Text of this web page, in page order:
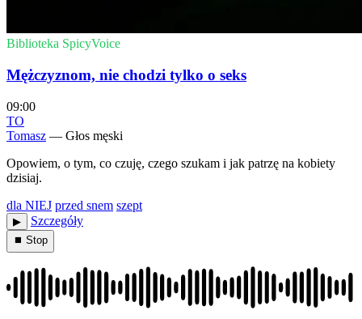
Biblioteka SpicyVoice
Mężczyznom, nie chodzi tylko o seks
09:00
TO
Tomasz — Głos męski
Opowiem, o tym, co czuję, czego szukam i jak patrzę na kobiety
dzisiaj.
dla NIEJ przed snem szept
▶︎ Szczegóły
⏹ Stop